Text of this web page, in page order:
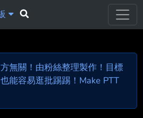
無關！由粉絲整理製作！目標
能容易逛批踢踢！Make PTT